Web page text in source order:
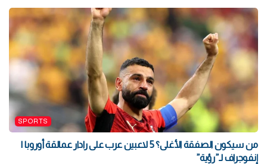
SPORTS
من سيكون الصفقة الأغلى؟ 5 لاعبين عرب على رادار عمالقة أوروبا |
إنفوجراف لـ”رؤية”